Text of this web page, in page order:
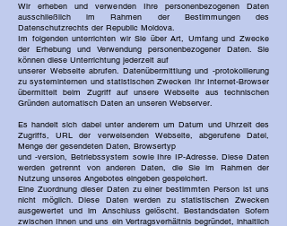
Wir erheben und verwenden Ihre personenbezogenen Daten
ausschließlich im Rahmen der Bestimmungen des
Datenschutzrechts der Republic Moldova.
Im folgenden unterrichten wir Sie über Art, Umfang und Zwecke
der Erhebung und Verwendung personenbezogener Daten. Sie
können diese Unterrichtung jederzeit auf
unserer Webseite abrufen. Datenübermittlung und -protokollierung
zu systeminternen und statistischen Zwecken Ihr Internet-Browser
übermittelt beim Zugriff auf unsere Webseite aus technischen
Gründen automatisch Daten an unseren Webserver.
Es handelt sich dabei unter anderem um Datum und Uhrzeit des
Zugriffs, URL der verweisenden Webseite, abgerufene Datei,
Menge der gesendeten Daten, Browsertyp
und -version, Betriebssystem sowie Ihre IP-Adresse. Diese Daten
werden getrennt von anderen Daten, die Sie im Rahmen der
Nutzung unseres Angebotes eingeben gespeichert.
Eine Zuordnung dieser Daten zu einer bestimmten Person ist uns
nicht möglich. Diese Daten werden zu statistischen Zwecken
ausgewertet und im Anschluss gelöscht. Bestandsdaten Sofern
zwischen Ihnen und uns ein Vertragsverhältnis begründet, inhaltlich